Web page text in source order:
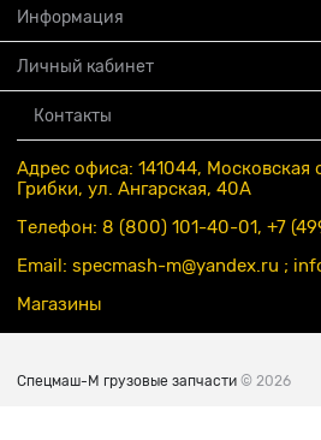
Информация
Личный кабинет
Контакты
Адрес офиса: 141044, Московская
Грибки, ул. Ангарская, 40А
Телефон: 8 (800) 101-40-01, +7
Email: specmash-m@yandex.ru ;
Магазины
Спецмаш-М грузовые запчасти © 2026